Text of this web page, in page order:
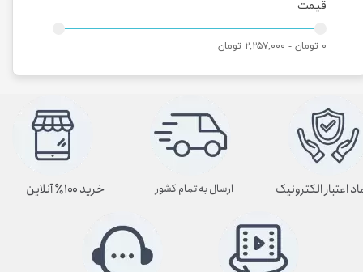
قیمت
۰ تومان - ۲,۲۵۷,۰۰۰ تومان
ارسال به تمام کشور اعتبار الکترونیک خرید ۱۰۰٪ آنلاین